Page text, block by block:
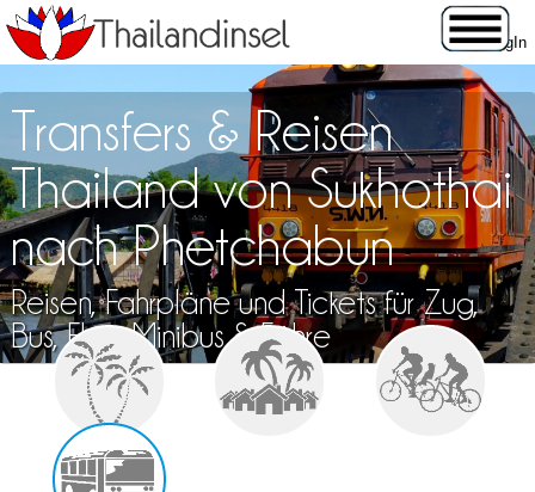
Transfers & Reisen
Thailand von Sukhothai
nach Phetchabun
Reisen, Fahrpläne und Tickets für Zug,
Bus, Flug, Minibus & Fähre